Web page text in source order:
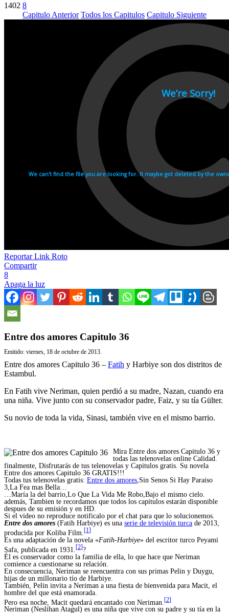
1402 8
Capitulo Anterior Todos los Capitulos Capitulo Siguiente
Reportar Link Roto
Compartir
8
Apaga la luz
Entre dos amores Capitulo 36
Emitido: viernes, 18 de octubre de 2013.
Entre dos amores Capitulo 36 – Fatih y Harbiye son dos distritos de
Estambul.
En Fatih vive Neriman, quien perdió a su madre, Nazan, cuando era
una niña. Vive junto con su conservador padre, Faiz, y su tía Gülter.
Su novio de toda la vida, Sinasi, también vive en el mismo barrio.
Mira Entre dos amores Capitulo 36 y
todas las telenovelas online Calidad.
finalmente, Disfrutarás de tus telenovelas y Capitulos gratis. Su novela
Entre dos amores Capitulo 36 GRATIS!!!
Todas tus telenovelas gratis: Entre dos amores,Sin Senos Si Hay Paraiso
3,La Fea mas Bella…
…María la del barrio,Lo Que La Vida Me Robo,Bajo el mismo cielo.
además, Tambien te recordamos que todos los capitulos estarán disponible
despues de su emisión y en HD.
Si el video no reproduce notificalo por el chat para que lo solucionemos.
Entre dos amores (Fatih Harbiye) es una serie de televisión turca de 2013,
producida por Koliba Film.
1
Es una adaptación de la novela «Fatih-Harbiye» del escritor turco Peyami
Safa, publicada en 1931. [2]?
Él es conservador como la familia de ella, lo que hace que Neriman
comience a cuestionarse su relación.
En consecuencia, Neriman se reencuentra con sus primas Pelin y Duygu,
hijas de un millonario tío de Harbiye.
También, Pelin invita a Neriman a una fiesta de bienvenida para Macit, el
hombre del que está enamorada.
Pero esa noche, Macit quedará encantado con Neriman. [2]
Neriman (Neslihan Atagul) es una niña que vive con su padre y su tía en la